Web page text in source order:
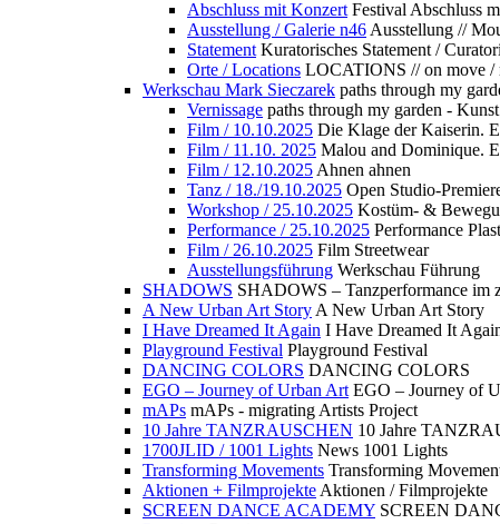
Abschluss mit Konzert Festival Abschluss
Ausstellung / Galerie n46 Ausstellung //
Statement Kuratorisches Statement /
Orte / Locations LOCATIONS // on move /
Werkschau Mark Sieczarek paths through my
Vernissage paths through my garden -
Film / 10.10.2025 Die Klage der Kaiserin.
Film / 11.10. 2025 Malou and Dominique.
Film / 12.10.2025 Ahnen ahnen
Tanz / 18./19.10.2025 Open Studio-
Workshop / 25.10.2025 Kostüm- &
Performance / 25.10.2025 Performance
Film / 26.10.2025 Film Streetwear
Ausstellungsführung Werkschau Führung
SHADOWS SHADOWS – Tanzperformance im
A New Urban Art Story A New Urban Art Story
I Have Dreamed It Again I Have Dreamed It
Playground Festival Playground Festival
DANCING COLORS DANCING COLORS
EGO – Journey of Urban Art EGO – Journey of
mAPs mAPs - migrating Artists Project
10 Jahre TANZRAUSCHEN 10 Jahre
1700JLID / 1001 Lights News 1001 Lights
Transforming Movements Transforming
Aktionen + Filmprojekte Aktionen / Filmprojekte
SCREEN DANCE ACADEMY SCREEN